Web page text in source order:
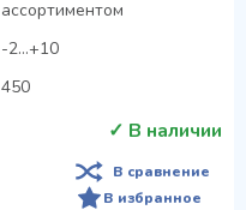
ассортиментом
-2...+10
450
✓ В наличии
В сравнение
В избранное